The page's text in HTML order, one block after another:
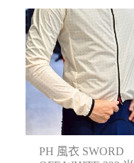
PH 風衣 SWORD